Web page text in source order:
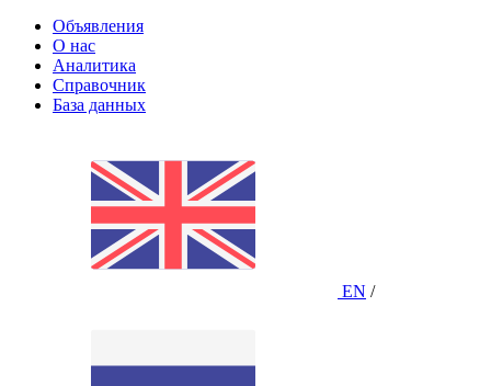
Объявления
О нас
Аналитика
Справочник
База данных
EN /